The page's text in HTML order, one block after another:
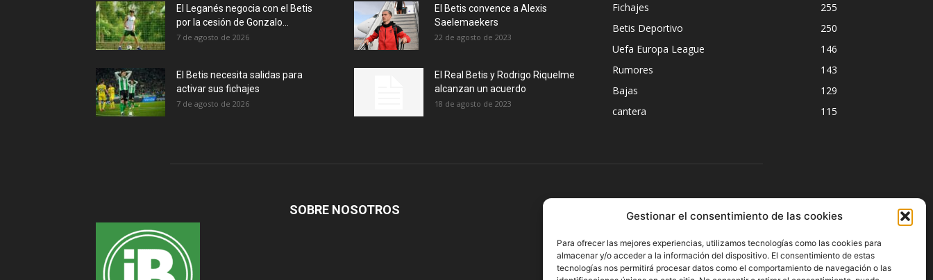
Gestionar el consentimiento de las cookies
Para ofrecer las mejores experiencias, utilizamos tecnologías como las cookies para
almacenar y/o acceder a la información del dispositivo. El consentimiento de estas
tecnologías nos permitirá procesar datos como el comportamiento de navegación o las
El Leganés negocia con el Betis
por la cesión de Gonzalo...
7 de agosto de 2026
El Betis necesita salidas para
activar sus fichajes
7 de agosto de 2026
El Betis convence a Alexis
Saelemaekers
22 de agosto de 2023
El Real Betis y Rodrigo Riquelme
alcanzan un acuerdo
18 de agosto de 2023
Fichajes
255
Betis Deportivo
250
Uefa Europa League
146
Rumores
143
Bajas
129
cantera
115
SOBRE NOSOTROS SÍGUENOS